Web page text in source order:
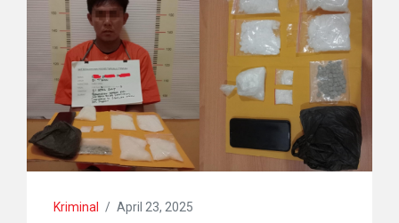
Kriminal / April 23, 2025